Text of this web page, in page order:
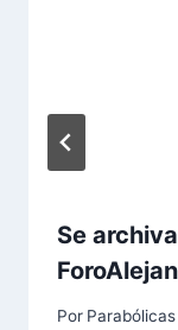
Se
Por